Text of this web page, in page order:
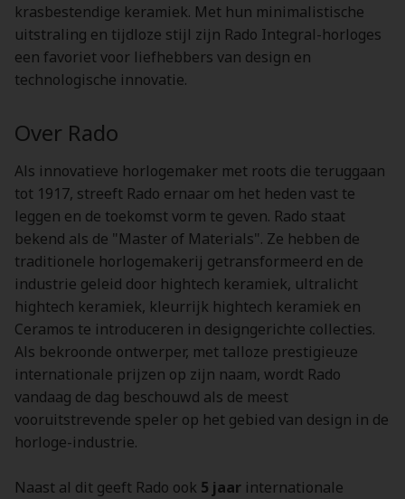
krasbestendige keramiek. Met hun minimalistische
uitstraling en tijdloze stijl zijn Rado Integral-horloges
een favoriet voor liefhebbers van design en
technologische innovatie.
Over Rado
Als innovatieve horlogemaker met roots die teruggaan
tot 1917, streeft Rado ernaar om het heden vast te
leggen en de toekomst vorm te geven. Rado staat
bekend als de "Master of Materials". Ze hebben de
traditionele horlogemakerij getransformeerd en de
industrie geleid door hightech keramiek, ultralicht
hightech keramiek, kleurrijk hightech keramiek en
Ceramos te introduceren in designgerichte collecties.
Als bekroonde ontwerper, met talloze prestigieuze
internationale prijzen op zijn naam, wordt Rado
vandaag de dag beschouwd als de meest
vooruitstrevende speler op het gebied van design in de
horloge-industrie.
Naast al dit geeft Rado ook 5 jaar internationale